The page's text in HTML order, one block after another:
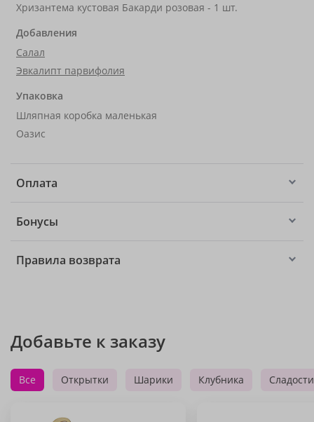
Хризантема кустовая Бакарди розовая - 1 шт.
Добавления
Салал
Эвкалипт парвифолия
Упаковка
Шляпная коробка маленькая
Оазис
Оплата
Бонусы
Правила возврата
Добавьте к заказу
Все Открытки Шарики Клубника Сладости